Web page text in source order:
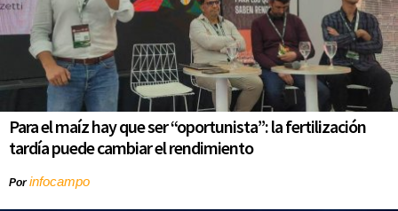
Para el maíz hay que ser “oportunista”: la fertilización
tardía puede cambiar el rendimiento
Porinfocampo